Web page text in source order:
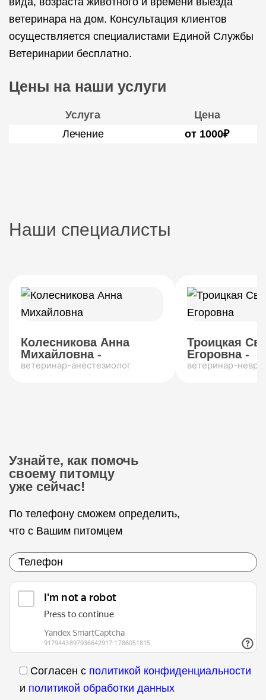
ветеринара на дом. Консультация клиентов
осуществляется специалистами Единой Службы
Ветеринарии бесплатно.
Цены на наши услуги
Услуга
Цена
Лечение
от 1000₽
Наши специалисты
Колесникова Анна
Михайловна -
ветеринар-анестезиолог
Троицкая
Егоровна -
ветеринар-
Узнайте, как помочь
своему питомцу
уже сейчас!
По телефону сможем определить,
что с Вашим питомцем
Согласен с политикой конфиденциальности
и политикой обработки данных